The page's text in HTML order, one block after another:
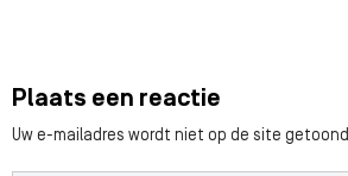
Plaats een reactie
Uw e-mailadres wordt niet op de site getoond